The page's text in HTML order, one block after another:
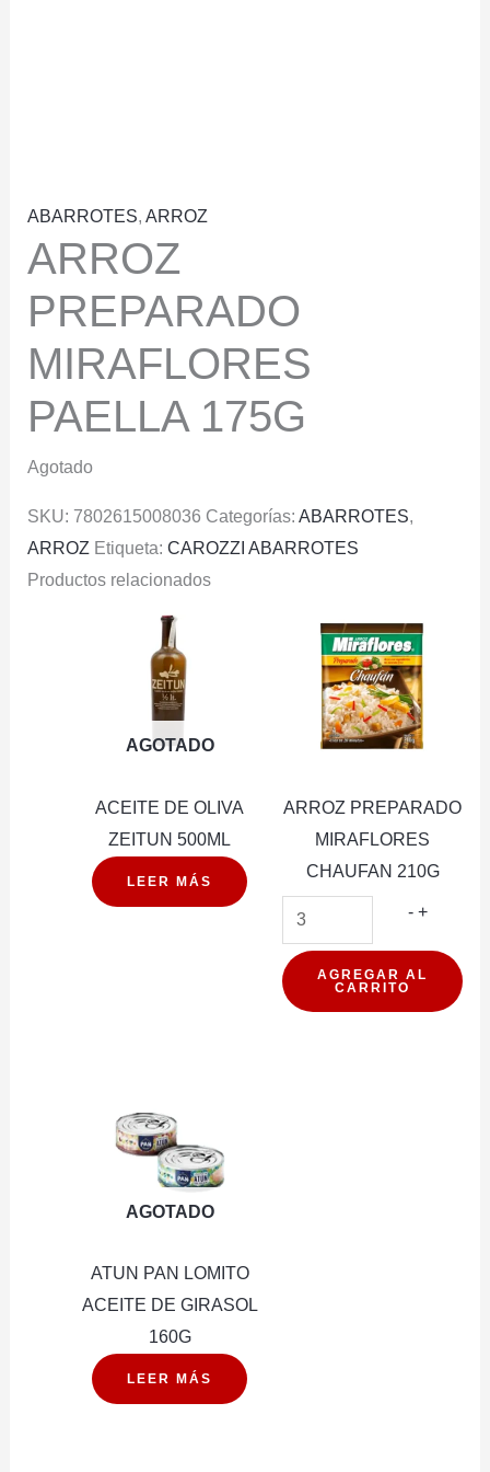
ABARROTES, ARROZ
ARROZ
PREPARADO
MIRAFLORES
PAELLA 175G
Agotado
SKU: 7802615008036 Categorías: ABARROTES,
ARROZ Etiqueta: CAROZZI ABARROTES
Productos relacionados
AGOTADO
ACEITE DE OLIVA
ZEITUN 500ML
LEER MÁS
ARROZ PREPARADO
MIRAFLORES
CHAUFAN 210G
- ARROZ
+
AGREGAR AL
CARRITO
AGOTADO
ATUN PAN LOMITO
ACEITE DE GIRASOL
160G
LEER MÁS